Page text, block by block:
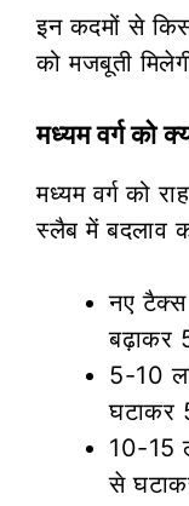
इन कदमों से
को मजबूती
मध्यम वर्ग को
मध्यम वर्ग को
स्लैब में बदलाव
नए
बढ़ाकर
5-10
घटाकर
10-15
से